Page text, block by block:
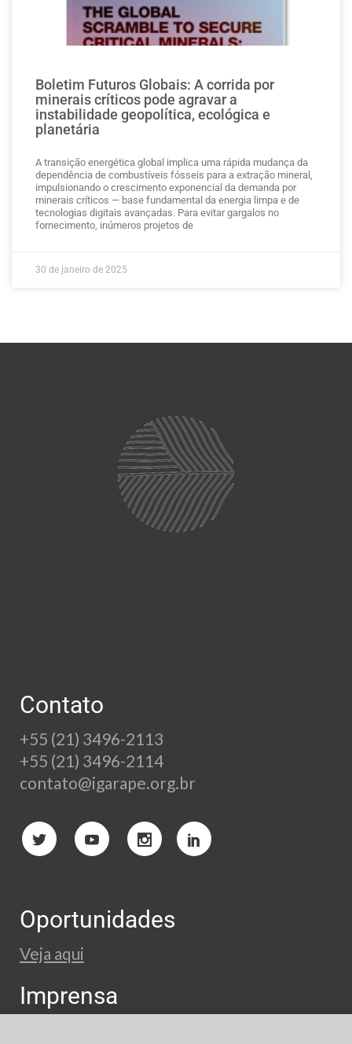
Boletim Futuros Globais: A corrida por
minerais críticos pode agravar a
instabilidade geopolítica, ecológica e
planetária
A transição energética global implica uma rápida mudança da
dependência de combustíveis fósseis para a extração mineral,
impulsionando o crescimento exponencial da demanda por
minerais críticos — base fundamental da energia limpa e de
tecnologias digitais avançadas. Para evitar gargalos no
fornecimento, inúmeros projetos de
30 de janeiro de 2025
Contato
+55 (21) 3496-2113
+55 (21) 3496-2114
contato@igarape.org.br
Oportunidades
Veja aqui
Imprensa